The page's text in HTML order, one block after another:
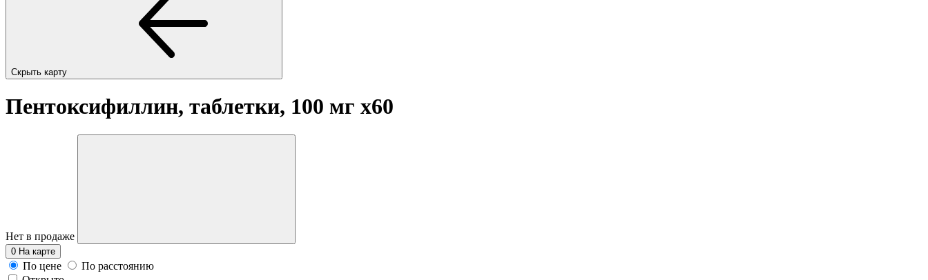
Скрыть карту
Пентоксифиллин, таблетки, 100 мг x60
Нет в продаже
0 На карте
По цене
По расстоянию